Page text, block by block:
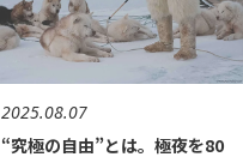
2025.08.07
“究極の自由”とは。極夜を80